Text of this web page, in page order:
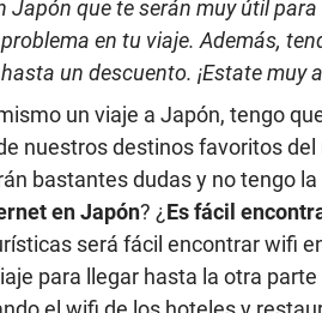
Japón que te serán muy útil
en tu viaje. Además,
un descuento. ¡Estate
un viaje a Japón, tengo
nuestros destinos favoritos
bastantes dudas y no tengo
en Japón? ¿ Es fácil
será fácil encontrar wifi
para llegar hasta la otra